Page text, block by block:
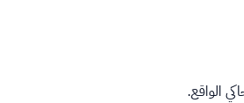
الواقع.